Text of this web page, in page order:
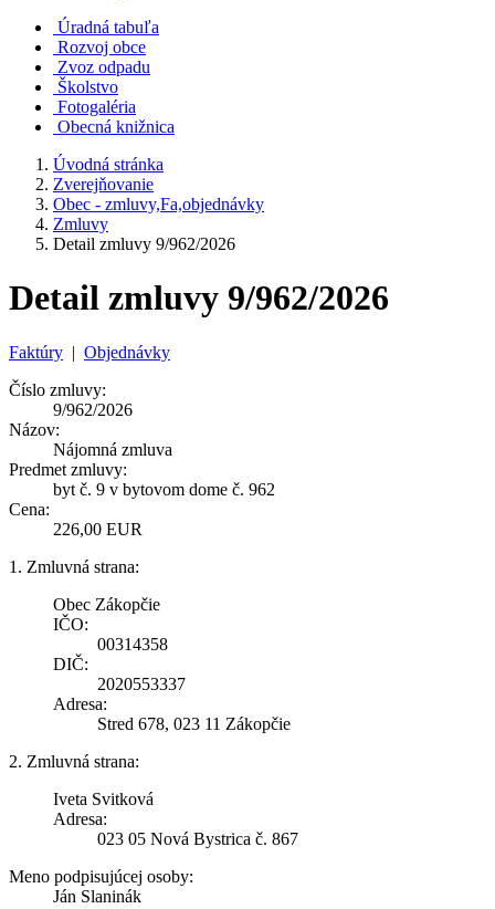
Úradná tabuľa
Rozvoj obce
Zvoz odpadu
Školstvo
Fotogaléria
Obecná knižnica
Úvodná stránka
Zverejňovanie
Obec - zmluvy,Fa,objednávky
Zmluvy
Detail zmluvy 9/962/2026
Detail zmluvy 9/962/2026
Faktúry | Objednávky
Číslo zmluvy:
9/962/2026
Názov:
Nájomná zmluva
Predmet zmluvy:
byt č. 9 v bytovom dome č. 962
Cena:
226,00 EUR
1. Zmluvná strana:
Obec Zákopčie
IČO:
00314358
DIČ:
2020553337
Adresa:
Stred 678, 023 11 Zákopčie
2. Zmluvná strana:
Iveta Svitková
Adresa:
023 05 Nová Bystrica č. 867
Meno podpisujúcej osoby:
Ján Slaninák